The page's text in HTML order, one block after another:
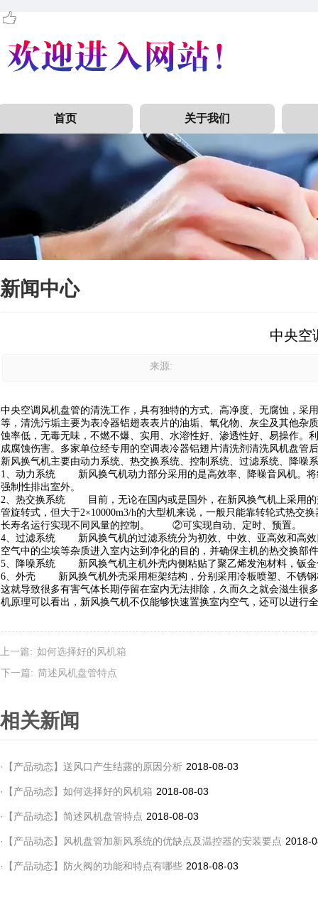
首页 关于我们
中央空
来源:
中央空调风机盘管的清洗工作，具有独特的方式、高净度、无腐蚀，采
等，清洗污垢主要为表冷器铝翅表表片的油垢、氧化物、灰尘及其他
蚀率低，无毒无味，不燃不爆、实用、水溶性好、渗透性好、易操作。
成腐蚀伤害。多家单位经专用的空调表冷器铝翅片清洗剂清洗风机
新风换气机主要由动力系统、热交换系统、控制系统、过滤系统、
1、动力系统 新风换气机动力部分采用的是高效率、降噪音风机。将
强制性排出室外。
2、热交换系统 目前，无论在国内或是国外，在新风换气机上采用的
管旋转式，但大于2×10000m3/h的大型机来说，一般只能靠转轮式热
长寿名运行实现不同风量的控制。 ②可实现自动、定时、预置
4、过滤系统 新风换气机的过滤系统分为初效、中效、亚高效和高效
空气中的尘埃等杂质进入室内达到净化的目的，并确保主机的热交
5、降噪系统 新风换气机主机外壳内侧粘贴了聚乙烯发泡材料，钣
6、外壳 新风换气机外壳采用柜架结构，分别采用冷板喷塑、不锈
这就导致很多有害气体长期停留在室内无法排除，久而久之就会滋生很
机原理可以看出，新风换气机不仅能够快速置换室内空气，还可以进行
上一篇: 如何选择好的风机箱
下一篇: 简述风机盘管特点
相关新闻
· 【产品动态】 送风口产生结露的原因分析 2018-08-03
· 【产品动态】 如何选择好的风机箱 2018-08-03
· 【产品动态】 简述风机盘管特点 2018-08-03
· 【产品动态】 风机盘管加新风系统的优缺点及温控器的安装要点 2018-
· 【产品动态】 防火阀的功能和特点有哪些 2018-08-03
新闻中心